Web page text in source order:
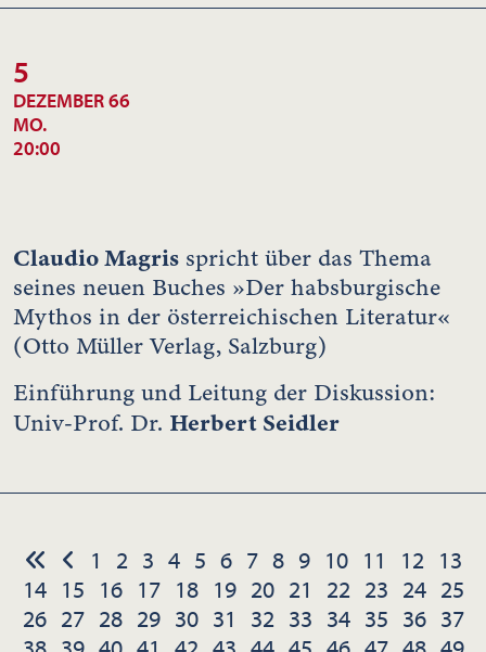
5
DEZEMBER 66
MO.
20:00
Claudio Magris spricht über das Thema
seines neuen Buches »Der habsburgische
Mythos in der österreichischen Literatur«
(Otto Müller Verlag, Salzburg)
Einführung und Leitung der Diskussion:
Univ-Prof. Dr. Herbert Seidler
1 2 3 4 5 6 7 8 9 10 11 12 13
14 15 16 17 18 19 20 21 22 23 24 25
26 27 28 29 30 31 32 33 34 35 36 37